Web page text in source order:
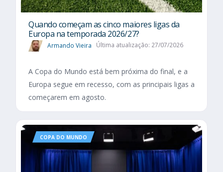
Quando começam as cinco maiores ligas da
Europa na temporada 2026/27?
Armando Vieira Última atualização: 27/07/2026
A Copa do Mundo está bem próxima do final, e a
Europa segue em recesso, com as principais ligas a
começarem em agosto.
COPA DO MUNDO